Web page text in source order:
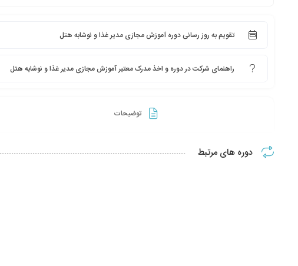
تقویم به روز رسانی دوره آموزش مجازی مدیر غذا و نوشابه هتل
راهنمای شرکت در دوره و اخذ مدرک معتبر آموزش مجازی مدیر غذا و نوشابه هتل
توضیحات
دوره های مرتبط